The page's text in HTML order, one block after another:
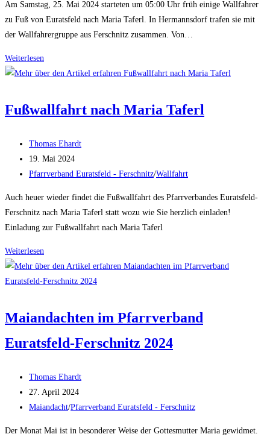
Am Samstag, 25. Mai 2024 starteten um 05:00 Uhr früh einige Wallfahrer
zu Fuß von Euratsfeld nach Maria Taferl. In Hermannsdorf trafen sie mit
der Wallfahrergruppe aus Ferschnitz zusammen. Von…
Weiterlesen
des
Euratsfeld-
Ferschnitz
Maria
Taferl
Fußwallfahrt nach Maria Taferl
Beitrags-
Autor:
Thomas Ehardt
Beitrag
veröffentlicht:
19. Mai 2024
Beitrags-
Pfarrverband Euratsfeld - Ferschnitz/Wallfahrt
Auch heuer wieder findet die Fußwallfahrt des Pfarrverbandes Euratsfeld-
Ferschnitz nach Maria Taferl statt wozu wie Sie herzlich einladen!
Einladung zur Fußwallfahrt nach Maria Taferl
Weiterlesen
nach
Maria
Maiandachten im Pfarrverband
Euratsfeld-Ferschnitz 2024
Beitrags-
Autor:
Thomas Ehardt
Beitrag
veröffentlicht:
27. April 2024
Beitrags-
Maiandacht/Pfarrverband Euratsfeld - Ferschnitz
Der Monat Mai ist in besonderer Weise der Gottesmutter Maria gewidmet.